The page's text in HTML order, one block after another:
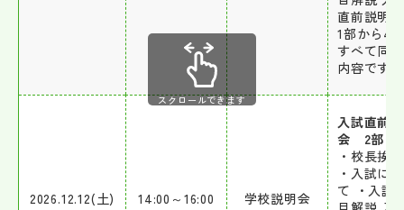
直前説明
1部から4
すべて同
内容です。
2026.12.12(土) 14:00～16:00 学校説明会
入試直前
会 2部
・校長挨拶
・入試に
て ・入試
スクロールできます